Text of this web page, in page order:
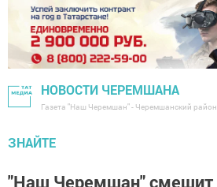
НОВОСТИ ЧЕРЕМШАНА
Газета "Наш Черемшан" - Черемшанский район
ЗНАЙТЕ
"Наш Черемшан" смешит